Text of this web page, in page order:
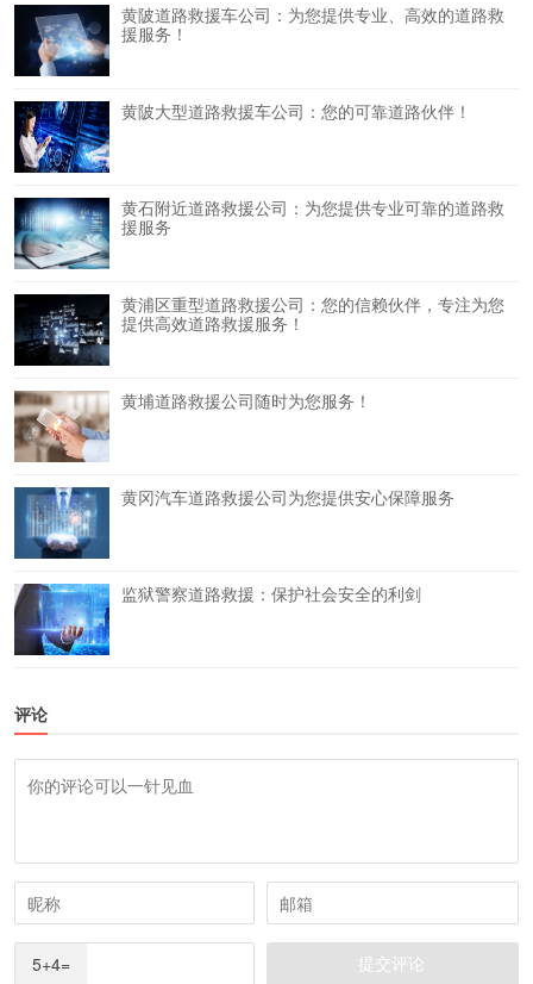
黄陂道路救援车公司：为您提供专业、高效的道路救
援服务！
黄陂大型道路救援车公司：您的可靠道路伙伴！
黄石附近道路救援公司：为您提供专业可靠的道路救
援服务
黄浦区重型道路救援公司：您的信赖伙伴，专注为您
提供高效道路救援服务！
黄埔道路救援公司随时为您服务！
黄冈汽车道路救援公司为您提供安心保障服务
监狱警察道路救援：保护社会安全的利剑
评论
5+4=